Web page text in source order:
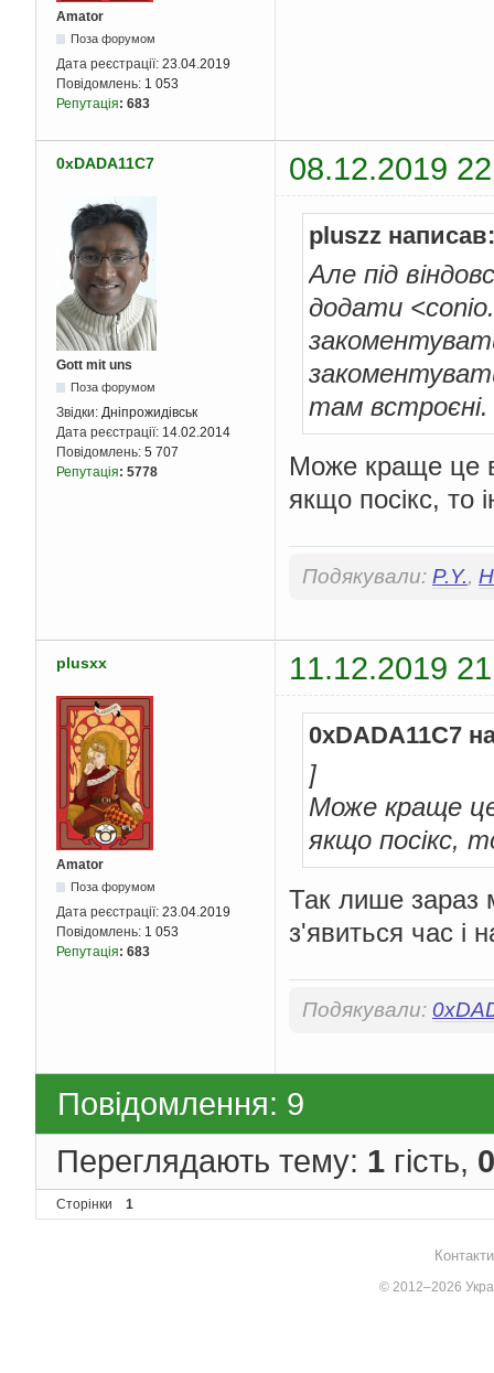
Amator
Поза форумом
Дата реєстрації: 23.04.2019
Повідомлень: 1 053
Репутація: 683
0xDADA11C7 08.12.2019
Gott mit uns
Поза форумом
Звідки: Дніпрожидівськ
Дата реєстрації: 14.02.2014
Повідомлень: 5 707
Репутація: 5778
pluszz написав:
Але під
додати
там встроєні.
Може краще це
якщо посікс, то
Подякували: P.Y.,
plusxx 11.12.2019
Amator
Поза форумом
Дата реєстрації: 23.04.2019
Повідомлень: 1 053
Репутація: 683
0xDADA11C7
]
Може краще
якщо посікс,
Так лише зараз
з'явиться час і
Подякували:
Повідомлення: 9
Переглядають тему: 1 гість, 0
Сторінки 1
© 2012–2026